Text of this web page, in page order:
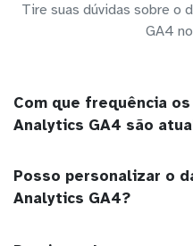
Tire suas dúvidas sobre o
GA4
Com que frequência
Analytics GA4 são
Posso personalizar o
Analytics GA4?